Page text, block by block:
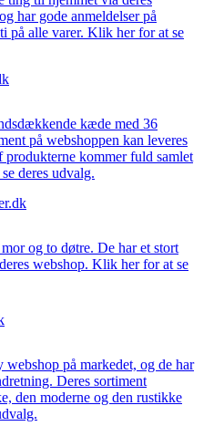
har gode anmeldelser på
på alle varer. Klik her for at se
kæde med 36
på webshoppen kan leveres
produkterne kommer fuld samlet
deres udvalg.
og to døtre. De har et stort
webshop. Klik her for at se
på markedet, og de har
Deres sortiment
den moderne og den rustikke